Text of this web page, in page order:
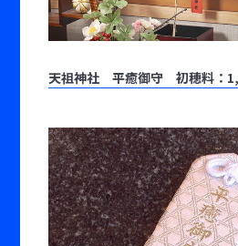
天祖神社 平癒御守 初穂料：